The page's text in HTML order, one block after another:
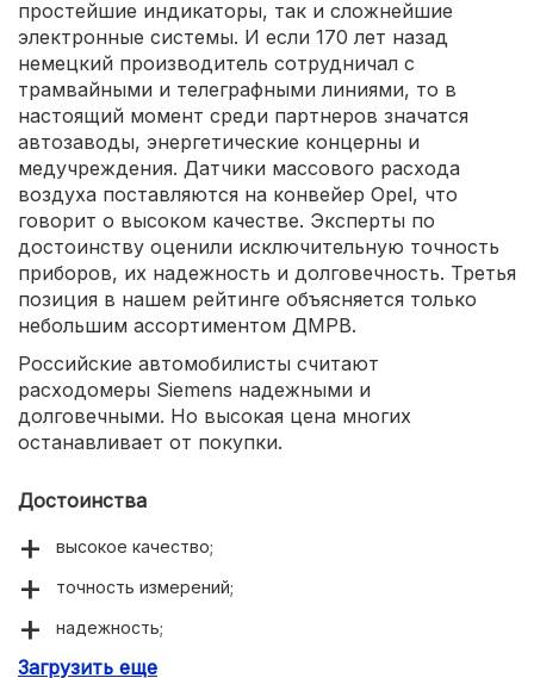
простейшие индикаторы, так и сложнейшие
электронные системы. И если 170 лет назад
немецкий производитель сотрудничал с
трамвайными и телеграфными линиями, то в
настоящий момент среди партнеров значатся
автозаводы, энергетические концерны и
медучреждения. Датчики массового расхода
воздуха поставляются на конвейер Opel, что
говорит о высоком качестве. Эксперты по
достоинству оценили исключительную точность
приборов, их надежность и долговечность. Третья
позиция в нашем рейтинге объясняется только
небольшим ассортиментом ДМРВ.
Российские автомобилисты считают
расходомеры Siemens надежными и
долговечными. Но высокая цена многих
останавливает от покупки.
Достоинства
высокое качество;
точность измерений;
надежность;
долговечность.
Загрузить еще